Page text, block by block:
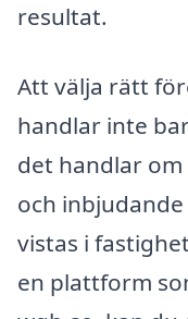
resultat.
Att välja rätt
handlar inte
det handlar om
och
vistas i
en plattform